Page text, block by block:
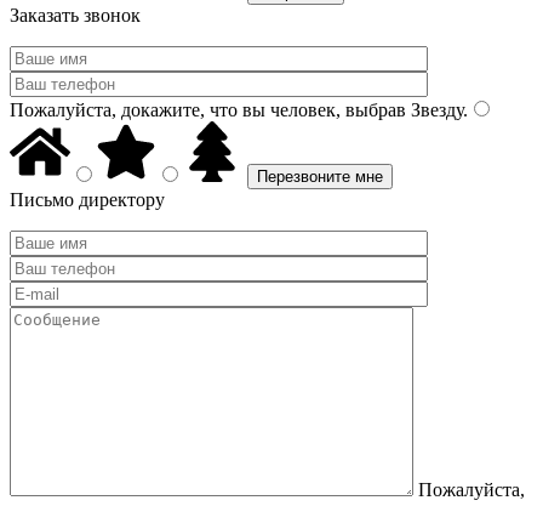
Заказать звонок
Пожалуйста, докажите, что вы человек, выбрав Звезду.
Письмо директору
Пожалуйста,